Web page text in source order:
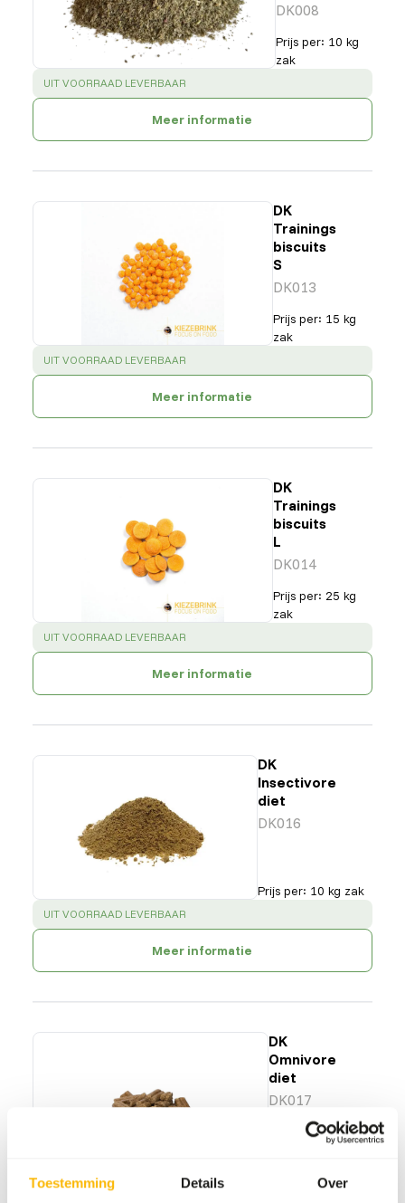
Toestemming Details Over
DK008
Prijs per: 10 kg
zak
SUCCESS:
UIT VOORRAAD LEVERBAAR
Meer informatie
DK
Trainings
biscuits
S
DK013
Prijs per: 15 kg
zak
SUCCESS:
UIT VOORRAAD LEVERBAAR
Meer informatie
DK
Trainings
biscuits
L
DK014
Prijs per: 25 kg
zak
SUCCESS:
UIT VOORRAAD LEVERBAAR
Meer informatie
DK
Insectivore
diet
DK016
Prijs per: 10 kg zak
SUCCESS:
UIT VOORRAAD LEVERBAAR
Meer informatie
DK
Omnivore
diet
DK017
15 kg
SUCCESS:
UIT VOORRAAD LEVERBAAR